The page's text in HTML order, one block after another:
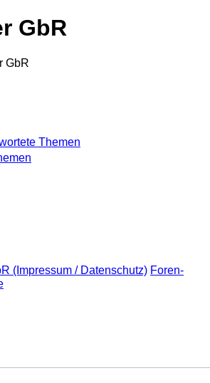
GbR
GbR
Themen
(Impressum / Datenschutz) Foren-